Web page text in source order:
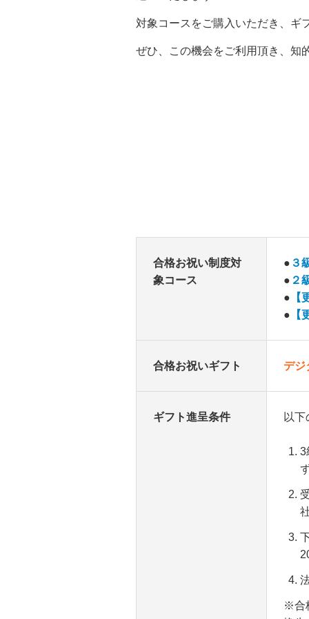
対象コースをご購入いただき、 ギ
ぜひ、この機会をご利用頂き、 知
合格お祝い制度対
象コース
● ３
● ２
● 【
● 【
合格お祝いギフト デジ
ギフト進呈条件 以下
3
※合